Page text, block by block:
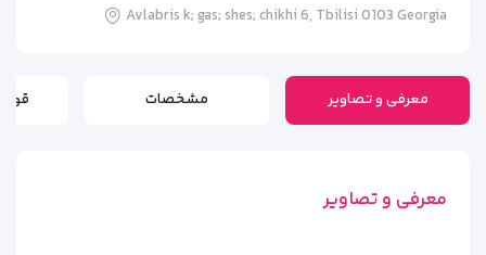
Avlabris k; gas; shes; chikhi 6, Tbilisi 0103 Georgia
معرفی و تصاویر مشخصات
معرفی و تصاویر